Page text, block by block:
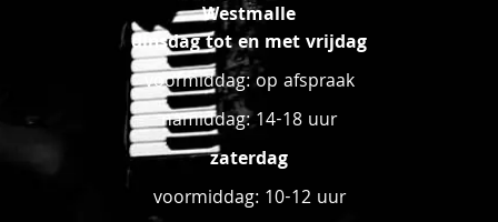
Westmalle
dinsdag tot en met vrijdag
voormiddag: op afspraak
namiddag: 14-18 uur
zaterdag
voormiddag: 10-12 uur